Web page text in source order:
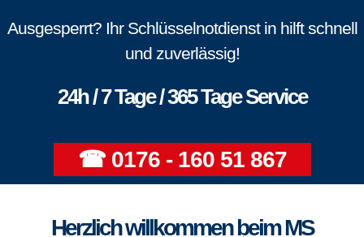
Ausgesperrt? Ihr Schlüsselnotdienst in hilft schnell
und zuverlässig!
24h / 7 Tage / 365 Tage Service
☎ 0176 - 160 51 867
Herzlich willkommen beim MS